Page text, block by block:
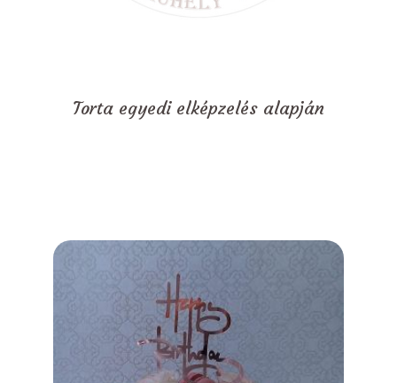
Torta egyedi elképzelés alapján